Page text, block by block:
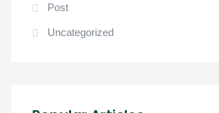
Post
Uncategorized